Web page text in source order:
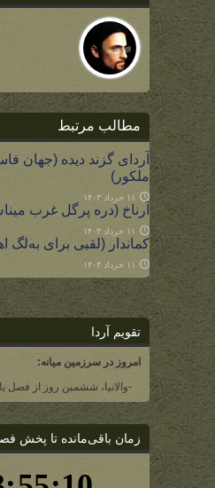
مطالب مرتبط
آردای گزند دیده (جهان
ملکور)
۱۱ خرداد ۱۴۰۳
آرناخ (دره پرگل غرب
۱۱ خرداد ۱۴۰۳
کماندار (لقبی برای به‌لگ
۱۱ خرداد ۱۴۰۳
تقویم آردا
امروز در سرزمین میانه:
-والانیا، ششمین روز از فصل
زمان باقی‌مانده تا پخش